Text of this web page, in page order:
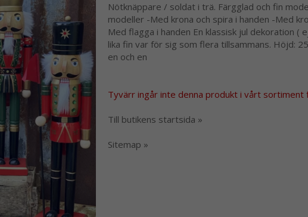
Nötknäppare / soldat i trä. Färgglad och fin
modeller -Med krona och spira i handen -Med
Med flagga i handen En klassisk jul dekoration
lika fin var för sig som flera tillsammans. Höjd:
en och en
Tyvärr ingår inte denna produkt i vårt sortiment
Till butikens startsida »
Sitemap »